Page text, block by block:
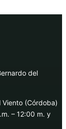
del
Viento (Córdoba)
– 12:00 m. y